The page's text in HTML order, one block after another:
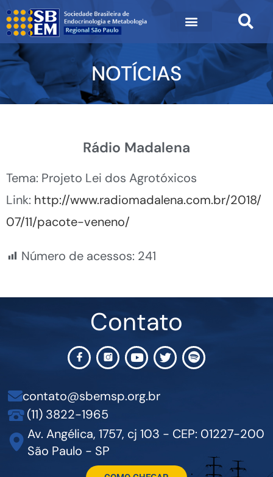
NOTÍCIAS
Rádio Madalena
Tema: Projeto Lei dos Agrotóxicos
Link: http://www.radiomadalena.com.br/2018/
07/11/pacote-veneno/
Número de acessos: 241
Contato
contato@sbemsp.org.br
(11) 3822-1965
Av. Angélica, 1757, cj 103 - CEP: 01227-200
São Paulo - SP